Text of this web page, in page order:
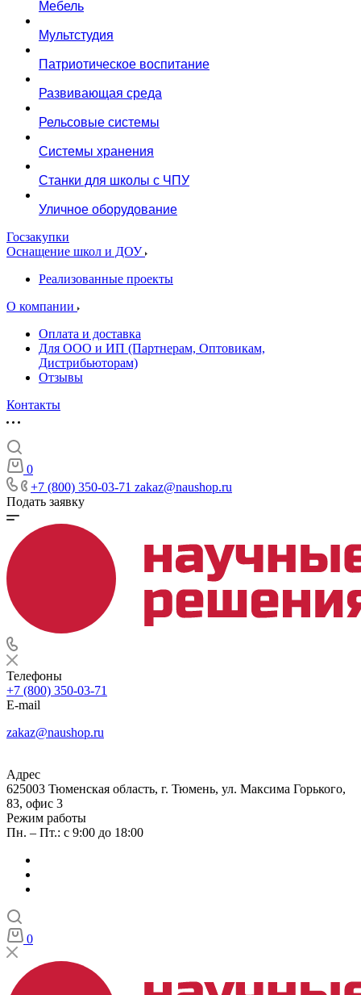
Мебель
Мультстудия
Патриотическое воспитание
Развивающая среда
Рельсовые системы
Системы хранения
Станки для школы с ЧПУ
Уличное оборудование
Госзакупки
Оснащение школ и ДОУ
Реализованные проекты
О компании
Оплата и доставка
Для ООО и ИП (Партнерам, Оптовикам,
Дистрибьюторам)
Отзывы
Контакты
0
+7 (800) 350-03-71 zakaz@naushop.ru
Подать заявку
Телефоны
+7 (800) 350-03-71
E-mail
zakaz@naushop.ru
Адрес
625003 Тюменская область, г. Тюмень, ул. Максима Горького,
83, офис 3
Режим работы
Пн. – Пт.: с 9:00 до 18:00
0